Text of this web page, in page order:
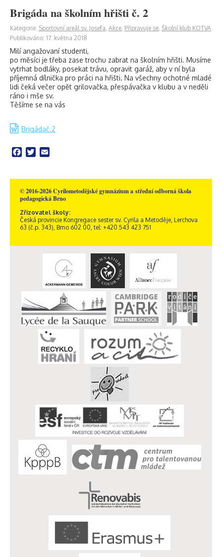
Brigáda na školním hřišti č. 2
Kategorie: Sportovní areál sv. Josefa, Akce, Připravuje se, Školní klub KOTVA
Publikováno: 17. května 2018
Milí angažovaní studenti,
po měsíci je třeba zase trochu zabrat na školním hřišti. Musíme
vytrhat bodláky, posekat trávu, opravit garáž, aby v ní byla
příjemná dílnička pro práci na hřišti. Na všechny ochotné mladé
lidi čeká večer opět grilovačka, přespávačka v klubu a v neděli
ráno i mše sv.
Těšíme se na vás
Brigádač.2
Facebook
Twitter
© 2016-2026 Cyrilometodějské gymnázium a střední odborná škola
pedagogická Brno
Zřizovatel školy:
Česká provincie Kongregace sester sv. Cyrila a Metoděje, Lerchova
63 (č.p. 343), Brno 602 00, tel: +420 543 423 751